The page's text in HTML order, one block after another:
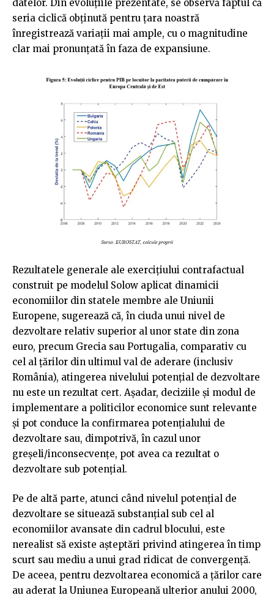
datelor. Din evoluțiile prezentate, se observă faptul că
seria ciclică obținută pentru țara noastră
înregistrează variații mai ample, cu o magnitudine
clar mai pronunțată în faza de expansiune.
Rezultatele generale ale exercițiului contrafactual
construit pe modelul Solow aplicat dinamicii
economiilor din statele membre ale Uniunii
Europene, sugerează că, în ciuda unui nivel de
dezvoltare relativ superior al unor state din zona
euro, precum Grecia sau Portugalia, comparativ cu
cel al țărilor din ultimul val de aderare (inclusiv
România), atingerea nivelului potențial de dezvoltare
nu este un rezultat cert. Așadar, deciziile și modul de
implementare a politicilor economice sunt relevante
și pot conduce la confirmarea potențialului de
dezvoltare sau, dimpotrivă, în cazul unor
greșeli/inconsecvențe, pot avea ca rezultat o
dezvoltare sub potențial.
Pe de altă parte, atunci când nivelul potențial de
dezvoltare se situează substanțial sub cel al
economiilor avansate din cadrul blocului, este
nerealist să existe așteptări privind atingerea în timp
scurt sau mediu a unui grad ridicat de convergență.
De aceea, pentru dezvoltarea economică a țărilor care
au aderat la Uniunea Europeană ulterior anului 2000,